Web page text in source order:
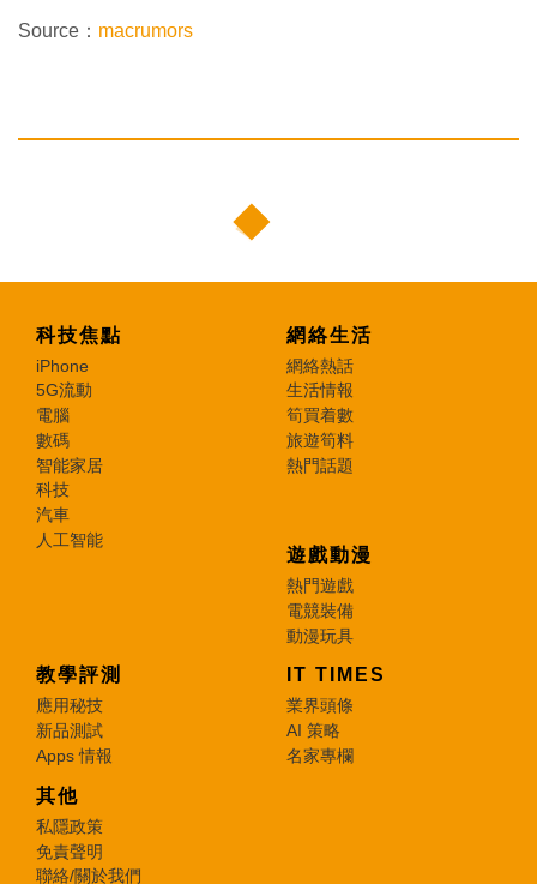
Source： macrumors
科技焦點
iPhone
5G流動
電腦
數碼
智能家居
科技
汽車
人工智能
網絡生活
網絡熱話
生活情報
筍買着數
旅遊筍料
熱門話題
遊戲動漫
熱門遊戲
電競裝備
動漫玩具
教學評測
應用秘技
新品測試
Apps 情報
IT TIMES
業界頭條
AI 策略
名家專欄
其他
私隱政策
免責聲明
聯絡/關於我們